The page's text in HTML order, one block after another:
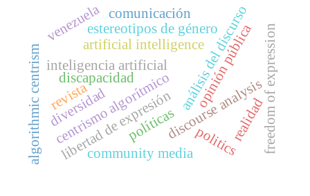
inteligencia artificial análisis del discurso
centrismo algorítmico
libertad de expresión
opinión pública
artificial intelligence
discourse analysis
algorithmic centrism freedom of expression
estereotipos de género
discapacidad
diversidad realidad
venezuela
políticas
comunicación
community mediapolitics
revista